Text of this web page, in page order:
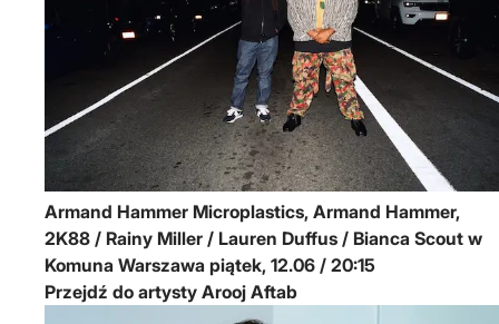
Armand Hammer Microplastics, Armand Hammer,
2K88 / Rainy Miller / Lauren Duffus / Bianca Scout w
Komuna Warszawa
piątek, 12.06 / 20:15
Przejdź do artysty Arooj Aftab